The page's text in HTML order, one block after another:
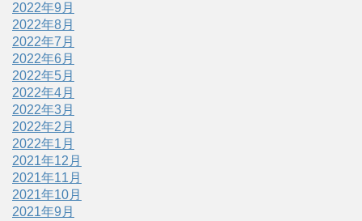
2022年9月
2022年8月
2022年7月
2022年6月
2022年5月
2022年4月
2022年3月
2022年2月
2022年1月
2021年12月
2021年11月
2021年10月
2021年9月